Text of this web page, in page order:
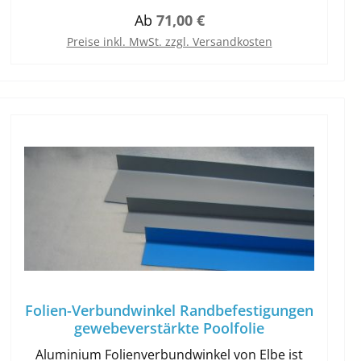
zum Schutz der InnenhülleFlächengewicht ca
400 g/m²Thermisch verfestigt
Regulärer Preis:
Ab 71,00 €
Preise inkl. MwSt. zzgl. Versandkosten
Folien-Verbundwinkel Randbefestigungen
gewebeverstärkte Poolfolie
Aluminium Folienverbundwinkel von Elbe ist